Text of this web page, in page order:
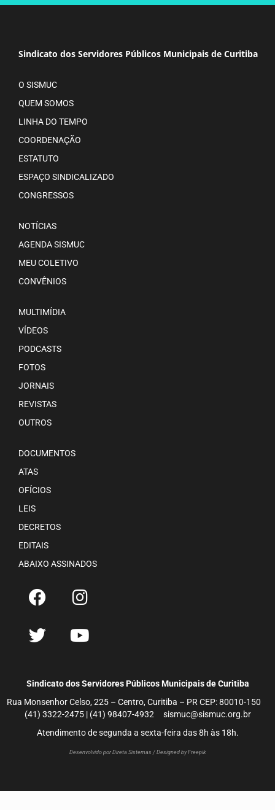
Sindicato dos Servidores Públicos Municipais de Curitiba
O SISMUC
QUEM SOMOS
LINHA DO TEMPO
COORDENAÇÃO
ESTATUTO
ESPAÇO SINDICALIZADO
CONGRESSOS
NOTÍCIAS
AGENDA SISMUC
MEU COLETIVO
CONVÊNIOS
MULTIMÍDIA
VÍDEOS
PODCASTS
FOTOS
JORNAIS
REVISTAS
OUTROS
DOCUMENTOS
ATAS
OFÍCIOS
LEIS
DECRETOS
EDITAIS
ABAIXO ASSINADOS
Sindicato dos Servidores Públicos Municipais de Curitiba
Rua Monsenhor Celso, 225 – Centro, Curitiba – PR CEP: 80010-150
(41) 3322-2475 | (41) 98407-4932 sismuc@sismuc.org.br
Atendimento de segunda a sexta-feira das 8h às 18h.
Desenvolvido por Direta Sistemas / Designed by Freepik